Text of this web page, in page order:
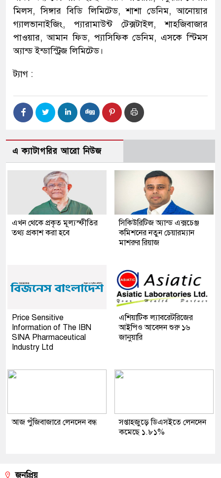
মিলস, সিঙ্গার বিডি লিমিটেড, শাশা ডেনিম, আনোয়ার
গ্যালভানাইজিং, প্যারামাউন্ট টেক্সটাইল, শাহজিবাজার
পাওয়ার, আমান ফিড, প্যাসিফিক ডেনিম, এসকে স্টিমস
অ্যান্ড ইন্ডাস্ট্রিজ লিমিটেড।
ট্যাগ :
এ ক্যাটাগরির আরো নিউজ
এখন থেকে প্রকৃত মূল্যস্ফীতির
তথ্য প্রকাশ করা হবে
সিকিউরিটিজ অ্যান্ড এক্সচেঞ্জ
কমিশনের নতুন চেয়ারম্যান
মাশরুর রিয়াজ
Price Sensitive
Information of The IBN
SINA Pharmaceutical
Industry Ltd
এশিয়াটিক ল্যাবরেটরিজের
আইপিও আবেদন শুরু ১৬
জানুয়ারি
আজ পুঁজিবাজারে লেনদেন বন্ধ
সপ্তাহজুড়ে ডিএসইতে লেনদেন
কমেছে ১.৮১%
জনপ্রিয়